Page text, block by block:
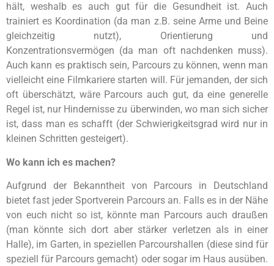
hält, weshalb es auch gut für die Gesundheit ist. Auch
trainiert es Koordination (da man z.B. seine Arme und Beine
gleichzeitig nutzt), Orientierung und
Konzentrationsvermögen (da man oft nachdenken muss).
Auch kann es praktisch sein, Parcours zu können, wenn man
vielleicht eine Filmkariere starten will. Für jemanden, der sich
oft überschätzt, wäre Parcours auch gut, da eine generelle
Regel ist, nur Hindernisse zu überwinden, wo man sich sicher
ist, dass man es schafft (der Schwierigkeitsgrad wird nur in
kleinen Schritten gesteigert).
Wo kann ich es machen?
Aufgrund der Bekanntheit von Parcours in Deutschland
bietet fast jeder Sportverein Parcours an. Falls es in der Nähe
von euch nicht so ist, könnte man Parcours auch draußen
(man könnte sich dort aber stärker verletzen als in einer
Halle), im Garten, in speziellen Parcourshallen (diese sind für
speziell für Parcours gemacht) oder sogar im Haus ausüben.